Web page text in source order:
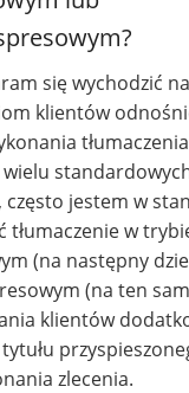
się wychodzić
klientów
często jestem w
tłumaczenie w
(na następny
(na ten
klientów
zlecenia.